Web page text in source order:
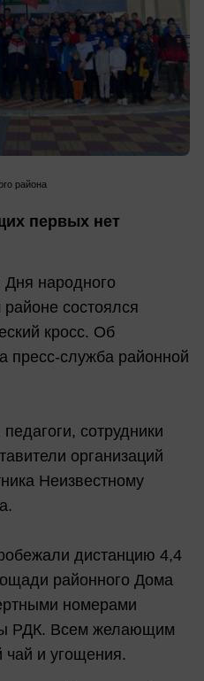
района
первых нет
народного
состоялся
кросс. Об
пресс-служба районной
сотрудники
организаций
Неизвестному
дистанцию 4,4
районного Дома
номерами
РДК. Всем желающим
и угощения.